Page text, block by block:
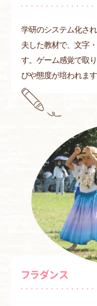
学研のシステム化さ
夫した教材で、文字
す。ゲーム感覚で取
びや態度が培われます
フラダンス